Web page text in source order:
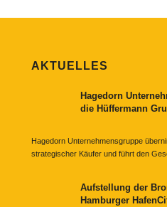
AKTUELLES
Hagedorn
die Hüffermann
Hagedorn Unternehmensgruppe
strategischer Käufer und führt den
Aufstellung der
Hamburger